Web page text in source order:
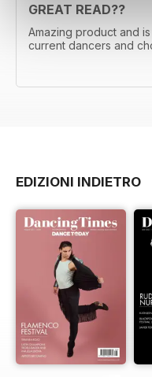
GREAT READ??
Amazing product and
current dancers and
EDIZIONI INDIETRO